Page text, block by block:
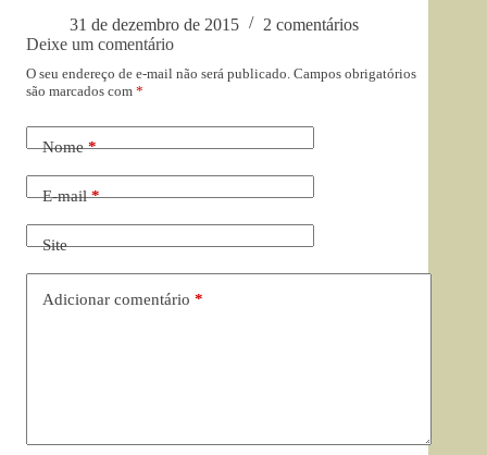
31 de dezembro de 2015
2 comentários
Deixe um comentário
O seu endereço de e-mail não será publicado. Campos obrigatórios
são marcados com *
Nome*
E-mail*
Site
Adicionar comentário *